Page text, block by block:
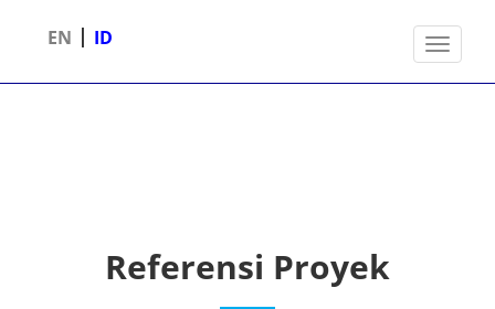
EN | ID Toggle
Referensi Proyek